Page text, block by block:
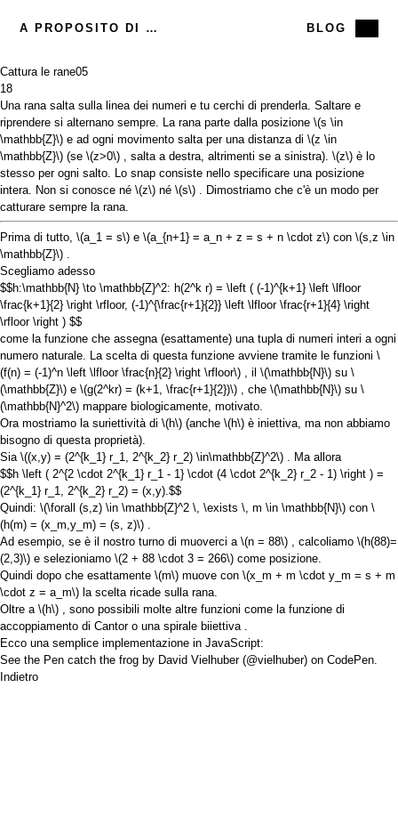
A PROPOSITO DI ME BLOG
Cattura le rane05
18
Una rana salta sulla linea dei numeri e tu cerchi di prenderla. Saltare e
riprendere si alternano sempre. La rana parte dalla posizione \(s \in
\mathbb{Z}\) e ad ogni movimento salta per una distanza di \(z \in
\mathbb{Z}\) (se \(z>0\) , salta a destra, altrimenti se a sinistra). \(z\) è lo
stesso per ogni salto. Lo snap consiste nello specificare una posizione
intera. Non si conosce né \(z\) né \(s\) . Dimostriamo che c'è un modo per
catturare sempre la rana.
Prima di tutto, \(a_1 = s\) e \(a_{n+1} = a_n + z = s + n \cdot z\) con \(s,z \in
\mathbb{Z}\)
Scegliamo adesso
$$h:\mathbb{N} \to \mathbb{Z}^2: h(2^k r) = \left ( (-1)^{k+1} \left \lfloor
\frac{k+1}{2} \right \rfloor, (-1)^{\frac{r+1}{2}} \left \lfloor \frac{r+1}{4} \right
\rfloor \right ) $$
come la funzione che assegna (esattamente) una tupla di numeri interi a ogni
numero naturale. La scelta di questa funzione avviene tramite le funzioni \
(f(n) = (-1)^n \left \lfloor \frac{n}{2} \right \rfloor\) , il \(\mathbb{N}\) su \
(\mathbb{Z}\) e \(g(2^kr) = (k+1, \frac{r+1}{2})\) , che \(\mathbb{N}\) su \
(\mathbb{N}^2\) mappare biologicamente, motivato.
Ora mostriamo la suriettività di \(h\) (anche \(h\) è iniettiva, ma non abbiamo
bisogno di questa proprietà).
Sia \((x,y) = (2^{k_1} r_1, 2^{k_2} r_2) \in\mathbb{Z}^2\) . Ma allora
$$h \left ( 2^{2 \cdot 2^{k_1} r_1 - 1} \cdot (4 \cdot 2^{k_2} r_2 - 1) \right ) =
(2^{k_1} r_1, 2^{k_2} r_2) = (x,y).$$
Quindi: \(\forall (s,z) \in \mathbb{Z}^2 \, \exists \, m \in \mathbb{N}\) con \
(h(m) = (x_m,y_m) = (s, z)\)
Ad esempio, se è il nostro turno di muoverci a \(n = 88\) , calcoliamo \(h(88)=
(2,3)\) e selezioniamo \(2 + 88 \cdot 3 = 266\) come posizione.
Quindi dopo che esattamente \(m\) muove con \(x_m + m \cdot y_m = s + m
\cdot z = a_m\) la scelta ricade sulla rana.
Oltre a \(h\) , sono possibili molte altre funzioni come la funzione di
accoppiamento di Cantoro una spirale biiettiva
Ecco una semplice implementazione in JavaScript:
See the Pen catch the frog by David Vielhuber (@vielhuber) on CodePen
Indietro